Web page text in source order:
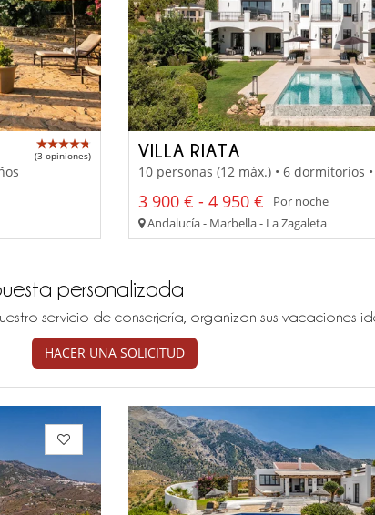
(3 opiniones) VILLA RIATA
10 personas (12 máx.) • 6 dormitorios
3 900 € - 4 950 €
Por noche
Andalucía - Marbella - La Zagaleta
personalizada
servicio de conserjería, organizan sus vacaciones
HACER UNA SOLICITUD